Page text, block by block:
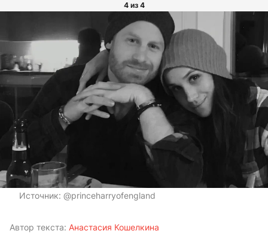
4 из 4
Источник: @princeharryofengland
Автор текста: Анастасия Кошелкина